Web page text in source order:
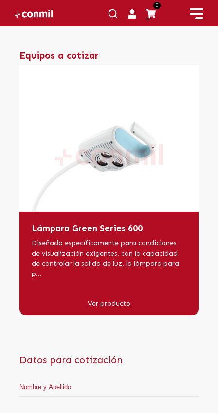
0
$0
Equipos a cotizar
Lámpara Green Series 600
Diseñada específicamente para condiciones
de visualización exigentes, con la capacidad
de controlar la salida de luz, la lámpara para
p...
Ver producto
Datos para cotización